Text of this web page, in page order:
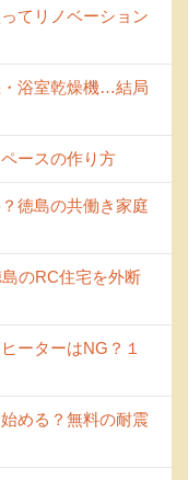
てリノベーション
浴室乾燥機…結局
ースの作り方
徳島の共働き家庭
のRC住宅を外断
ーターはNG？１
める？無料の耐震